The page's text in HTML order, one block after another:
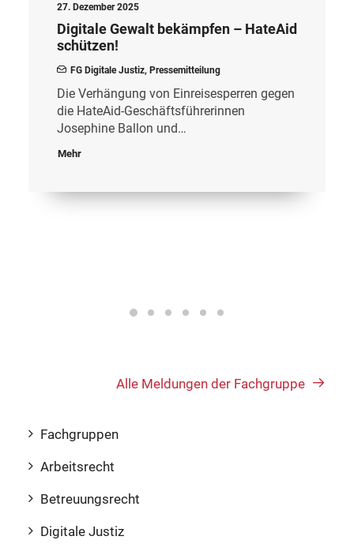
Fachgruppen
Arbeitsrecht
Betreuungsrecht
Digitale Justiz
27. Dezember 2025
Digitale Gewalt bekämpfen – HateAid
schützen!
FG Digitale Justiz, Pressemitteilung
Die Verhängung von Einreisesperren gegen
die HateAid-Geschäftsführerinnen
Josephine Ballon und…
Mehr
Alle Meldungen der Fachgruppe